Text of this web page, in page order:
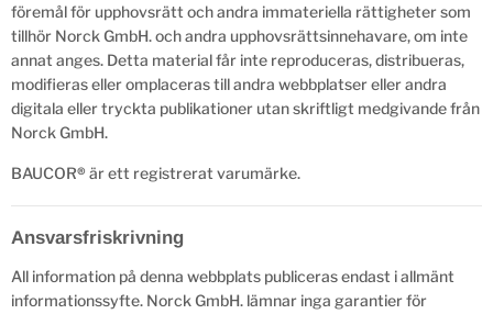
föremål för upphovsrätt och andra immateriella rättigheter som
tillhör Norck GmbH. och andra upphovsrättsinnehavare, om inte
annat anges. Detta material får inte reproduceras, distribueras,
modifieras eller omplaceras till andra webbplatser eller andra
digitala eller tryckta publikationer utan skriftligt medgivande från
Norck GmbH.
BAUCOR® är ett registrerat varumärke.
Ansvarsfriskrivning
All information på denna webbplats publiceras endast i allmänt
informationssyfte. Norck GmbH. lämnar inga garantier för